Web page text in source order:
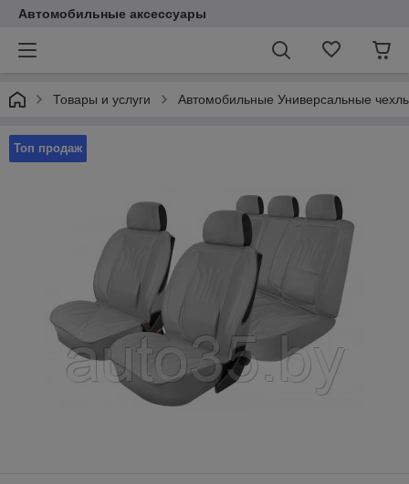
Автомобильные аксессуары
Товары и услуги Автомобильные Универсальные
Топ продаж